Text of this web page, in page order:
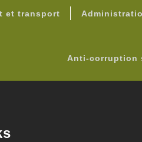
et transport
Anti-corruption